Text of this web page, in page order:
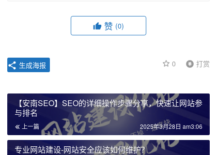
赞 (0)
0 打赏
生成海报
【安南SEO】SEO的详细操作步骤分享，快速让网站参
与排名
上一篇 2025年3月28日 am3:06
专业网站建设-网站安全应该如何维护？